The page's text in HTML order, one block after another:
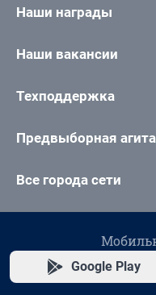
Наши награды
Наши вакансии
Техподдержка
Предвыборная
Все города сети
Google Play